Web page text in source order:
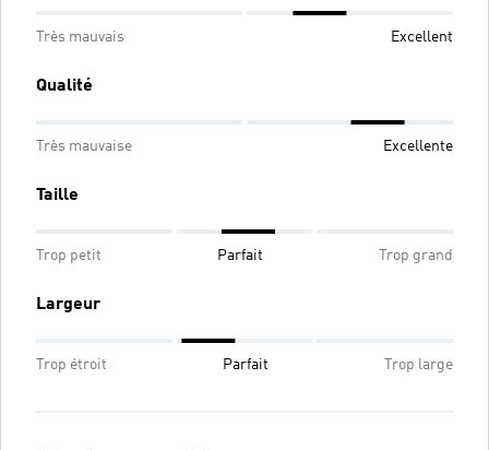
Très mauvais Excellent
Qualité
Très mauvaise Excellente
Taille
Trop petit Parfait Trop grand
Largeur
Trop étroit Parfait Trop large